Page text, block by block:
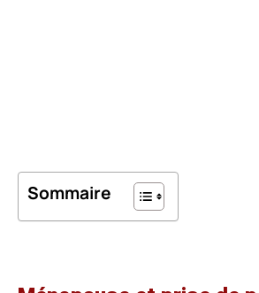
Sommaire